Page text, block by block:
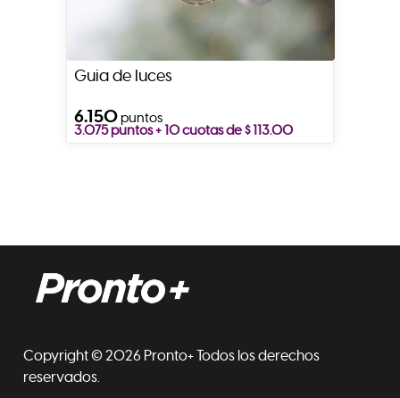
Guia de luces
6.150puntos
3.075 puntos + 10 cuotas de $ 113.00
Copyright © 2026 Pronto+ Todos los derechos
reservados.